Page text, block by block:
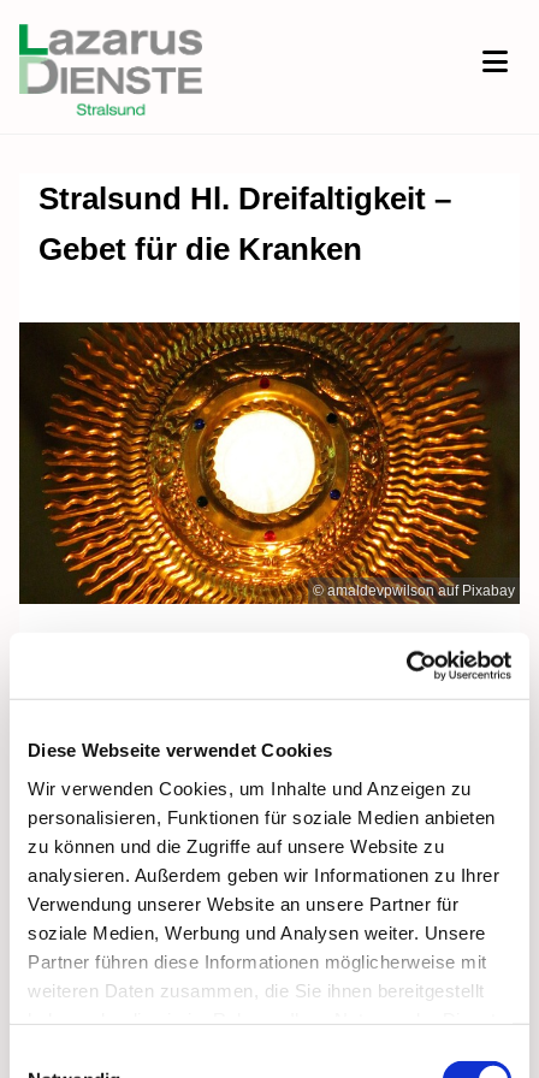
Diese Webseite verwendet Cookies
Wir verwenden Cookies, um Inhalte und Anzeigen zu
personalisieren, Funktionen für soziale Medien anbieten
zu können und die Zugriffe auf unsere Website zu
analysieren. Außerdem geben wir Informationen zu Ihrer
Verwendung unserer Website an unsere Partner für
soziale Medien, Werbung und Analysen weiter. Unsere
Partner führen diese Informationen möglicherweise mit
weiteren Daten zusammen, die Sie ihnen bereitgestellt
Stralsund Hl. Dreifaltigkeit –
Gebet für die Kranken
© amaldevpwilson auf Pixabay
Frankenstr. 39, 18439 Stralsund